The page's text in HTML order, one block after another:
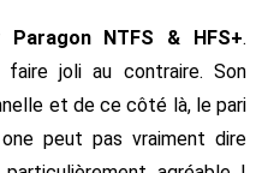
Paragon NTFS & HFS+.
faire joli au contraire. Son
et de ce côté là, le pari
peut pas vraiment dire